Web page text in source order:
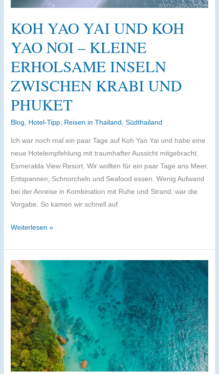
KOH YAO YAI UND KOH
YAO NOI – KLEINE
ERHOLSAME INSELN
ZWISCHEN KRABI UND
PHUKET
Blog Hotel-Tipp, Reisen in Thailand Südthailand
Ich war noch mal ein paar Tage auf Koh Yao Yai und habe eine
neue Hotelempfehlung mit traumhafter Aussicht mitgebracht.
Esmeralda View Resort. Wir wollten für ein paar Tage ans Meer.
Entspannen, Schnorcheln und Seafood essen. Wenig Aufwand
bei der Anreise in Kombination mit Ruhe und Strand, war die
Vorgabe. So kamen wir schnell auf
Koh
Yai
und
Koh
Yao
Noi
–
kleine
erholsame
Inseln
zwischen
Weiterlesen »